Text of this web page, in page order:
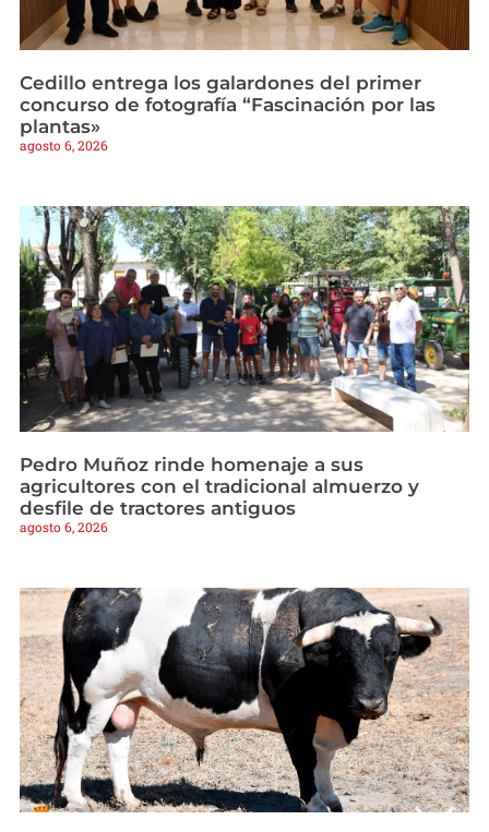
Cedillo entrega los galardones del primer
concurso de fotografía “Fascinación por las
plantas»
agosto 6, 2026
Pedro Muñoz rinde homenaje a sus
agricultores con el tradicional almuerzo y
desfile de tractores antiguos
agosto 6, 2026